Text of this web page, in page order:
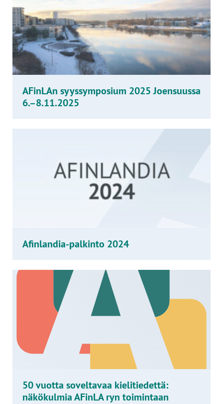
AFinLAn syyssymposium 2025 Joensuussa
6.–8.11.2025
Afinlandia-palkinto 2024
50 vuotta soveltavaa kielitiedettä:
näkökulmia AFinLA ryn toimintaan